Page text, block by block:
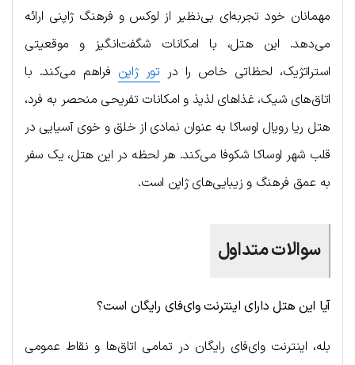
مهمانان خود تجربه‌ای بی‌نظیر از لوکس و فرهنگ ژاپنی ارائه
می‌دهد. این هتل، با امکانات شگفت‌انگیز و موقعیتی
استراتژیک، لحظاتی خاص را در تور ژاپن فراهم می‌کند. با
اتاق‌های شیک، غذاهای لذیذ و امکانات تفریحی منحصر به فرد،
هتل ریا رویال اوساکا به عنوان نمادی از خلق و خوی آسیایی در
قلب شهر اوساکا شکوفا می‌کند. هر لحظه در این هتل، یک سفر
به عمق فرهنگ و زیبایی‌های ژاپن است.
سوالات متداول
آیا این هتل دارای اینترنت وای‌فای رایگان است؟
بله، اینترنت وای‌فای رایگان در تمامی اتاق‌ها و نقاط عمومی